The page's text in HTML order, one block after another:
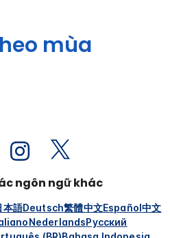
mùa
ngôn ngữ khác
本語Deutsch繁體中文Español中文
NederlandsРусский